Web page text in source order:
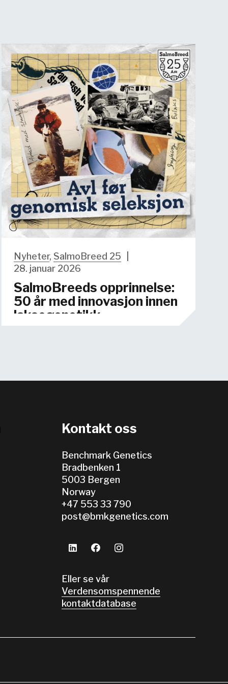
Nyheter, SalmoBreed 25
28. januar 2026
SalmoBreeds opprinnelse:
50 år med innovasjon innen
laksegenetikk
Kontakt oss
Benchmark Genetics
Bradbenken 1
5003 Bergen
Norway
+47 553 33 790
post@bmkgenetics.com
Eller se vår
Verdensomspennende
kontaktdatabase